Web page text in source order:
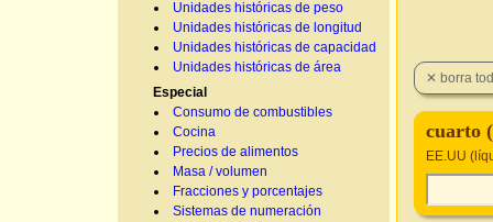
Unidades históricas de peso
Unidades históricas de longitud
Unidades históricas de capacidad
Unidades históricas de área
Especial
Consumo de combustibles
Cocina
Precios de alimentos
Masa / volumen
Fracciones y porcentajes
Sistemas de numeración
cuarto
EE.UU